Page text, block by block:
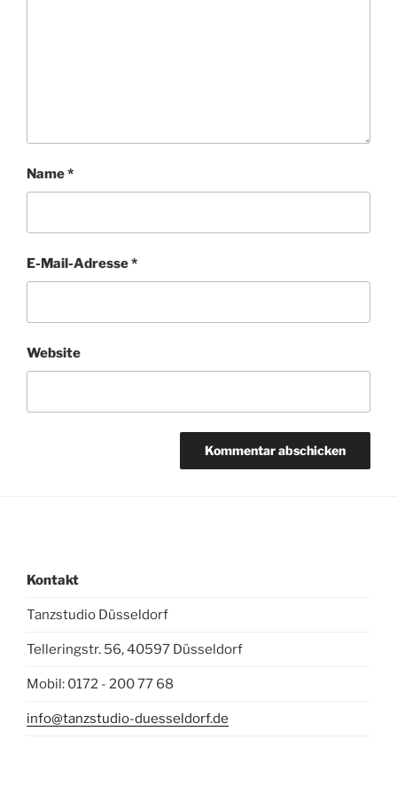
Name*
E-Mail-Adresse*
Website
Kontakt
Tanzstudio Düsseldorf
Telleringstr. 56, 40597 Düsseldorf
Mobil: 0172 - 200 77 68
info@tanzstudio-duesseldorf.de